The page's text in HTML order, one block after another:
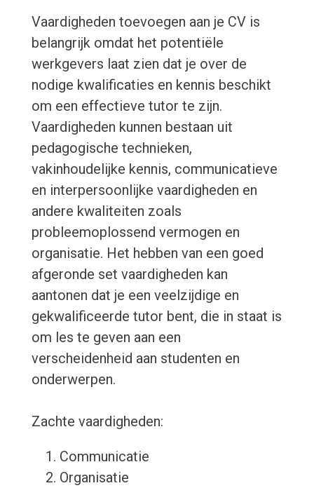
Vaardigheden toevoegen aan je CV is
belangrijk omdat het potentiële
werkgevers laat zien dat je over de
nodige kwalificaties en kennis beschikt
om een effectieve tutor te zijn.
Vaardigheden kunnen bestaan uit
pedagogische technieken,
vakinhoudelijke kennis, communicatieve
en interpersoonlijke vaardigheden en
andere kwaliteiten zoals
probleemoplossend vermogen en
organisatie. Het hebben van een goed
afgeronde set vaardigheden kan
aantonen dat je een veelzijdige en
gekwalificeerde tutor bent, die in staat is
om les te geven aan een
verscheidenheid aan studenten en
onderwerpen.
Zachte vaardigheden:
Communicatie
Organisatie